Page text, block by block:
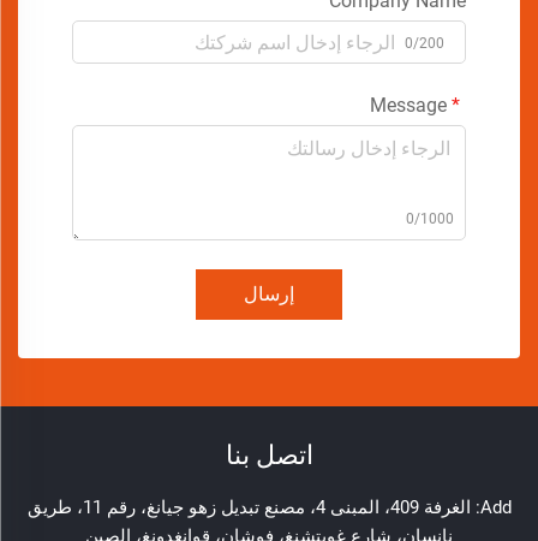
0/200
0/1000
إرسال
اتصل بنا
Add: الغرفة 409، المبنى 4، مصنع تبديل زهو جيانغ، رقم 11، طريق
نانسان، شارع غويتشنغ، فوشان، قوانغدونغ، الصين